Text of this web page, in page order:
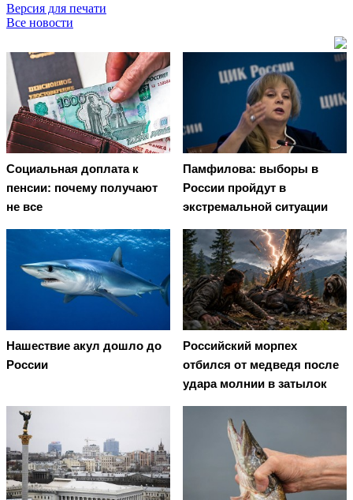
Версия для печати
Все новости
Социальная доплата к
пенсии: почему получают
не все
Памфилова: выборы в
России пройдут в
экстремальной ситуации
Нашествие акул дошло до
России
Российский морпех
отбился от медведя после
удара молнии в затылок